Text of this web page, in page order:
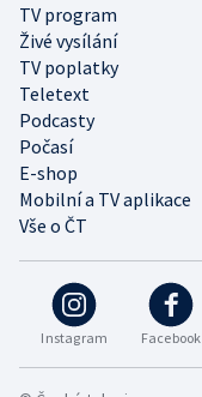
Instagram Facebook
TV program
Živé vysílání
TV poplatky
Teletext
Podcasty
Počasí
E-shop
Mobilní a TV aplikace
Vše o ČT